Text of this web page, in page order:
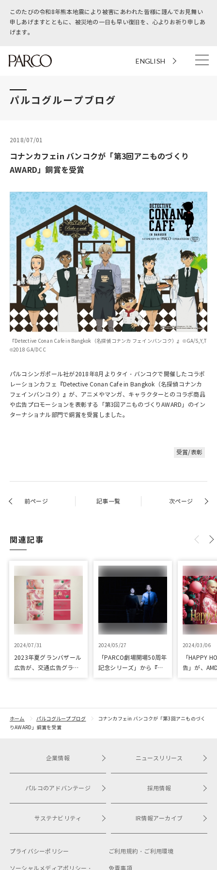
このたびの令和8年熊本地震により被害にあわれた皆様に謹んでお見舞い
申しあげますとともに、被災地の一日も早い復旧を、心よりお祈り申しあ
げます。
ENGLISH
パルコグループブログ
2018/07/01
コナンカフェin バンコクが「第3回アニものづくり
AWARD」銅賞を受賞
『Detective Conan Cafe in Bangkok（名探偵コナンカ フェインバンコク）』 ©GA/S,Y,T
©2018 GA/DCC
パルコシンガポール社が2018年8月よりタイ・バンコクで開催したコラボ
レーションカフェ『Detective Conan Cafe in Bangkok（名探偵コナンカ
フェインバンコク）』が、アニメやマンガ、キャラクターとのコラボ商品
や広告プロモーションを表彰する「第3回アニものづくりAWARD」のイン
ターナショナル部門で銅賞を受賞しました。
受賞/表彰
前ページ 記事一覧 次ページ
関連記事
2024/07/31
2023年夏グランバザール
広告が、交通広告グラン
2024/05/27
「PARCO劇場開場50周年
記念シリーズ」から『ラ
2024/03/06
「HAPPY
告」が、
ホーム パルコグループブログ
コナンカフェin バンコクが「第3回アニものづく
りAWARD」銅賞を受賞
企業情報
パルコのアドバンテージ
サステナビリティ
ニュースリリース
採用情報
IR情報アーカイブ
プライバシーポリシー ご利用規約・ ご利用環境
ソーシャルメディアポリシー・ 免責事項